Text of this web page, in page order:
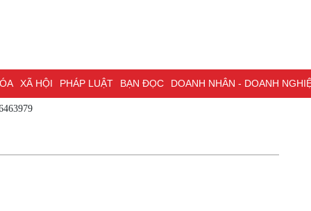
XÃ HỘI PHÁP LUẬT BẠN ĐỌC DOANH NHÂN - DOANH NGHIỆP
NAI & NGHỊ QUYẾT 57
0786463979